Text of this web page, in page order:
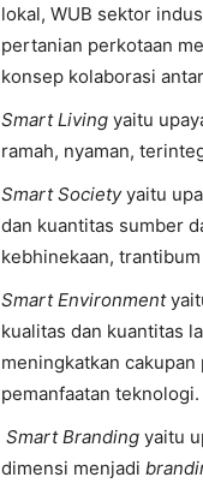
lokal, WUB sektor
pertanian perkotaan
konsep kolaborasi
Smart Living yaitu
ramah, nyaman,
Smart Societyyaitu
dan kuantitas sumber
kebhinekaan,
Smart Environment
kualitas dan kuantitas
meningkatkan
pemanfaatan teknologi.
Smart Branding yaitu
dimensi menjadi